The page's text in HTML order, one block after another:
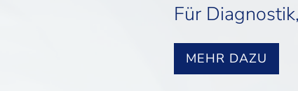
Für
MEHR DAZU